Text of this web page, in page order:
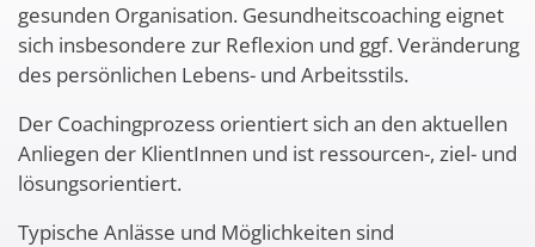
gesunden Organisation. Gesundheitscoaching eignet
sich insbesondere zur Reflexion und ggf. Veränderung
des persönlichen Lebens- und Arbeitsstils.
Der Coachingprozess orientiert sich an den aktuellen
Anliegen der KlientInnen und ist ressourcen-, ziel- und
lösungsorientiert.
Typische Anlässe und Möglichkeiten sind